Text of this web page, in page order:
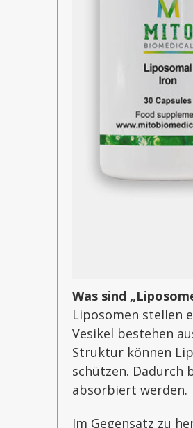
Was sind
Liposomen stellen
Vesikel bestehen
Struktur können
schützen. Dadurch
absorbiert werden.
Im Gegensatz zu